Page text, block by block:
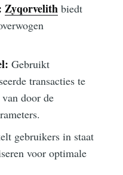
Zyqorvelithbiedt
Gebruikt
transacties te
door de
gebruikers in staat
voor optimale